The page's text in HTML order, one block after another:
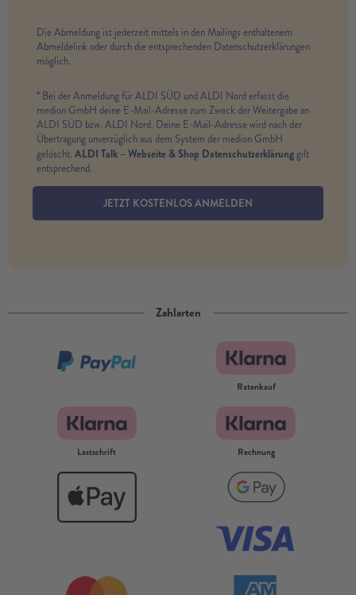
Die Abmeldung ist jederzeit mittels in den Mailings enthaltenem
Abmeldelink oder durch die entsprechenden Datenschutzerklärungen
möglich.
* Bei der Anmeldung für ALDI SÜD und ALDI Nord erfasst die
medion GmbH deine E-Mail-Adresse zum Zweck der Weitergabe an
ALDI SÜD bzw. ALDI Nord. Deine E-Mail-Adresse wird nach der
Übertragung unverzüglich aus dem System der medion GmbH
gelöscht. ALDI Talk – Webseite & Shop Datenschutzerklärunggilt
entsprechend.
JETZT KOSTENLOS ANMELDEN
Zahlarten
Ratenkauf
Lastschrift Rechnung